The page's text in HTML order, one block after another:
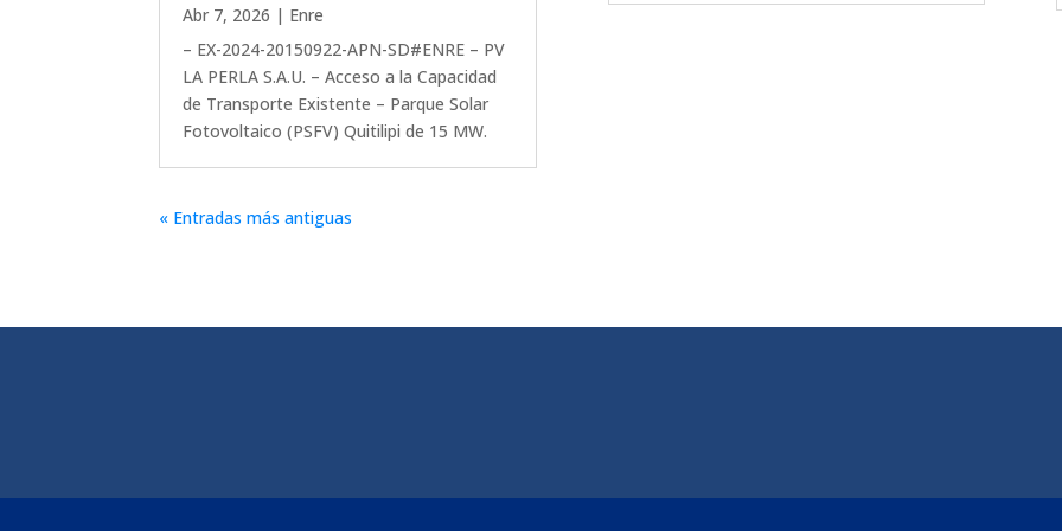
Abr 7, 2026 | Enre
– EX-2024-20150922-APN-SD#ENRE – PV
LA PERLA S.A.U. – Acceso a la Capacidad
de Transporte Existente – Parque Solar
Fotovoltaico (PSFV) Quitilipi de 15 MW.
« Entradas más antiguas